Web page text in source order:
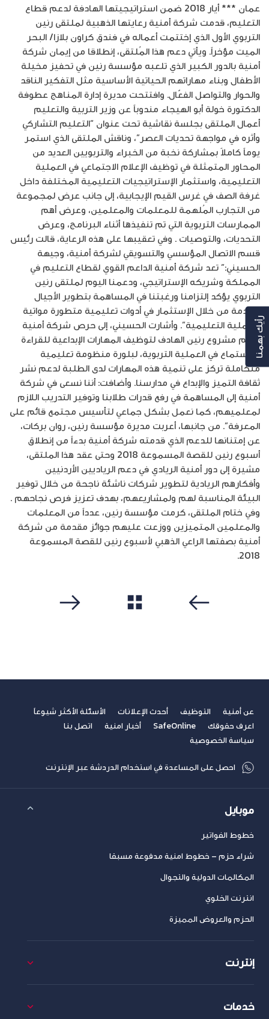
عمان *** أيار 2018 ضمن استراتيجيتها الهادفة لدعم قطاع
التعليم، قدمت شركة أمنية رعايتها الذهبية لملتقى رنين
التربوي الأول الذي إختتمت أعماله في فندق كراون بلازا/ البحر
الميت مؤخراً. ويأتي دعم هذا المُلتقى، إنطلاقا من إيمان شركة
أمنية بالدور الكبير الذي تلعبه مؤسسة رنين في تحفيز مخيلة
الأطفال وبناء مهاراتهم الحياتية الأساسية مثل التفكير الناقد
والحوار والتواصل الفعّال. وافتتحت مديرة إدارة المنـاهج عطوفة
الدكتورة خولة أبو الهيجاء مندوباً عن وزير التربية والتعليم
أعمال الملتقى بجلسة نقاشية تحت عنوان “التعليم التشاركي
وأثره في مواجهة تحديات العصر”، وناقش الملتقى الذي استمر
يوماً كاملاً بمشاركة نخبة من الخبراء والتربويين العديد من
المحاور المتمثلة في توظيف الإعلام الاجتماعي في العملية
التعليمية، واستثمار الإستراتيجيات التعليمية المختلفة داخل
غرفة الصف في غرس القيم الإيجابية، إلى جانب عرض لمجموعة
من التجارب المُلهمة للمعلمات والمعلمين، وعرض أهم
الممارسات التربوية التي تم تنفيذها أثناء البرنامج، وعرض
التحديات، والتوصيات . وفي تعقيبها على هذه الرعاية، قالت رئيس
قسم الاتصال المؤسسي والتسويقي لشركة أمنية، وجيهة
الحسيني:” تعد شركة أمنية الداعم القوي لقطاع التعليم في
المملكة وشريكه الإستراتيجي، ودعمنا اليوم لملتقى رنين
التربوي يؤكد إلتزامنا ورغبتنا في المساهمة بتطوير الأجيال
القادمة من خلال الإستثمار في أدوات تعليمية متطورة مواتية
للعملية التعليمية”. وأشارت الحسيني، إلى حرص شركة أمنية
لدعم مشروع رنين الهادف لتوظيف المهارات الإبداعية للقراءة
والإستماع في العملية التربوية، لبلورة منظومة تعليمية
متكاملة تركز على تنمية هذه المهارات لدى الطلبة لدعم نشر
ثقافة التميز والإبداع في مدارسنا. وأضافت: أننا نسعى في شركة
أمنية إلى المساهمة في رفع قدرات طلابنا وتوفير التدريب اللازم
لمعلميهم، كما نعمل بشكل جماعي لتأسيس مجتمع قائم على
المعرفة”. من جانبها، أعربت مديرة مؤسسة رنين، روان بركات،
عن إمتنانها للدعم الذي قدمته شركة أمنية بدءاً من إنطلاق
أسبوع رنين للقصة المسموعة 2018 وحتى عقد هذا الملتقى،
مشيرة إلى دور أمنية الريادي في دعم الرياديين الأردنيين
وأفكارهم الريادية لتطوير شركات ناشئة ناجحة من خلال توفير
البيئة المناسبة لهم ولمشاريعهم، بهدف تعزيز فرص نجاحهم .
وفي ختام الملتقى، كرمت مؤسسة رنين، عدداً من المعلمات
والمعلمين المتميزين ووزعت عليهم جوائز مقدمة من شركة
أمنية بصفتها الراعي الذهبي لأسبوع رنين للقصة المسموعة
2018.
عن أمنية التوظيف أحدث الإعلانات
الأسئلة الأكثر شيوعاً
اعرف حقوقك
SafeOnline أخبار امنية
اتصل بنا
سياسة الخصوصية
احصل على المساعدة في استخدام الدردشة عبر الإنترنت
موبايل
خطوط الفواتير
شراء حزم – خطوط امنية مدفوعة مسبقا
المكالمات الدولية والتجوال
انترنت الخلوي
الحزم والعروض المميزة
إنترنت
خدمات
رأيك بهمنا